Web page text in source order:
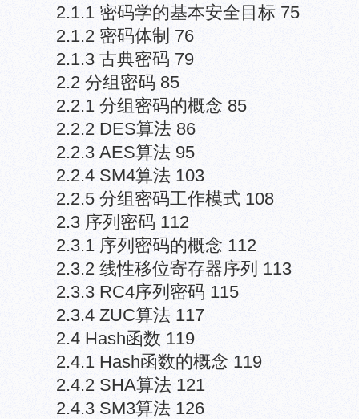
2.1.1 密码学的基本安全目标 75
2.1.2 密码体制 76
2.1.3 古典密码 79
2.2 分组密码 85
2.2.1 分组密码的概念 85
2.2.2 DES算法 86
2.2.3 AES算法 95
2.2.4 SM4算法 103
2.2.5 分组密码工作模式 108
2.3 序列密码 112
2.3.1 序列密码的概念 112
2.3.2 线性移位寄存器序列 113
2.3.3 RC4序列密码 115
2.3.4 ZUC算法 117
2.4 Hash函数 119
2.4.1 Hash函数的概念 119
2.4.2 SHA算法 121
2.4.3 SM3算法 126